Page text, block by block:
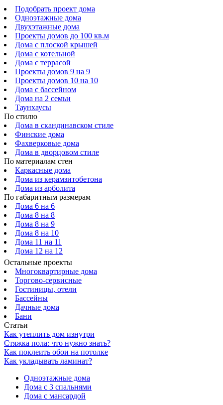
Подобрать проект дома
Одноэтажные дома
Двухэтажные дома
Проекты домов до 100 кв.м
Дома с плоской крышей
Дома с котельной
Дома с террасой
Проекты домов 9 на 9
Проекты домов 10 на 10
Дома с бассейном
Дома на 2 семьи
Таунхаусы
По стилю
Дома в скандинавском стиле
Финские дома
Фахверковые дома
Дома в дворцовом стиле
По материалам стен
Каркасные дома
Дома из керамзитобетона
Дома из арболита
По габаритным размерам
Дома 6 на 6
Дома 8 на 8
Дома 8 на 9
Дома 8 на 10
Дома 11 на 11
Дома 12 на 12
Остальные проекты
Многоквартирные дома
Торгово-сервисные
Гостиницы, отели
Бассейны
Дачные дома
Бани
Статьи
Как утеплить дом изнутри
Стяжка пола: что нужно знать?
Как поклеить обои на потолке
Как укладывать ламинат?
Одноэтажные дома
Дома с 3 спальнями
Дома с мансардой